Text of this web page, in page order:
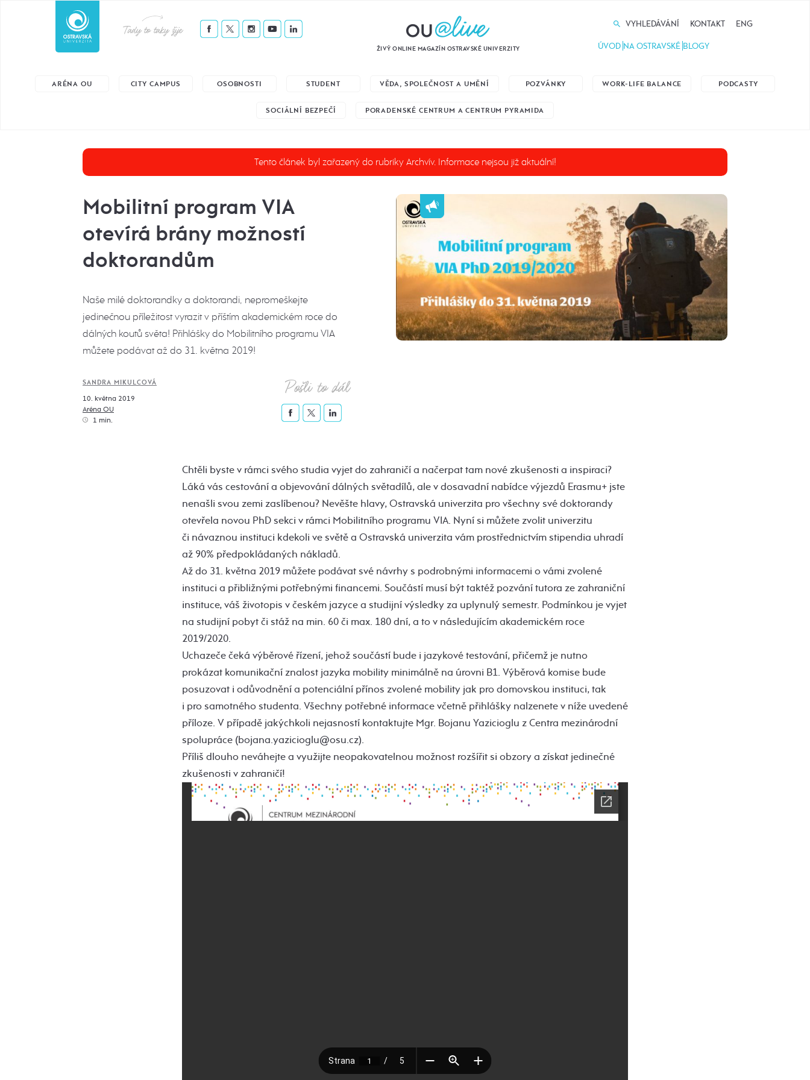
Tady to taky žije
ŽIVÝ ONLINE MAGAZÍN OSTRAVSKÉ UNIVERZITY
VYHLEDÁVÁNÍ KONTAKT ENG
ÚVOD NA OSTRAVSKÉ BLOGY
ARÉNA OU CITY CAMPUS OSOBNOSTI STUDENT VĚDA, SPOLEČNOST A UMĚNÍ POZVÁNKY WORK-LIFE BALANCE PODCASTY
SOCIÁLNÍ BEZPEČÍ PORADENSKÉ CENTRUM A CENTRUM PYRAMIDA
Tento článek byl zařazený do rubriky Archvív. Informace nejsou již aktuální!
Mobilitní program VIA
otevírá brány možností
doktorandům
Naše milé doktorandky a doktorandi, nepromeškejte
jedinečnou příležitost vyrazit v příštím akademickém roce do
dálných koutů světa! Přihlášky do Mobilitního programu VIA
můžete podávat až do 31. května 2019!
SANDRA MIKULCOVÁ
10. května 2019
Aréna OU
1 min.
Pošli to dál
Chtěli byste v rámci svého studia vyjet do zahraničí a načerpat tam nové zkušenosti a inspiraci?
Láká vás cestování a objevování dálných světadílů, ale v dosavadní nabídce výjezdů Erasmu+ jste
nenašli svou zemi zaslíbenou? Nevěšte hlavy, Ostravská univerzita pro všechny své doktorandy
otevřela novou PhD sekci v rámci Mobilitního programu VIA. Nyní si můžete zvolit univerzitu
či návaznou instituci kdekoli ve světě a Ostravská univerzita vám prostřednictvím stipendia uhradí
až 90% předpokládaných nákladů.
Až do 31. května 2019 můžete podávat své návrhy s podrobnými informacemi o vámi zvolené
instituci a přibližnými potřebnými financemi. Součástí musí být taktéž pozvání tutora ze zahraniční
instituce, váš životopis v českém jazyce a studijní výsledky za uplynulý semestr. Podmínkou je vyjet
na studijní pobyt či stáž na min. 60 či max. 180 dní, a to v následujícím akademickém roce
2019/2020.
Uchazeče čeká výběrové řízení, jehož součástí bude i jazykové testování, přičemž je nutno
prokázat komunikační znalost jazyka mobility minimálně na úrovni B1. Výběrová komise bude
posuzovat i odůvodnění a potenciální přínos zvolené mobility jak pro domovskou instituci, tak
i pro samotného studenta. Všechny potřebné informace včetně přihlášky nalzenete v níže uvedené
příloze. V případě jakýchkoli nejasností kontaktujte Mgr. Bojanu Yazicioglu z Centra mezinárodní
spolupráce (bojana.yazicioglu@osu.cz).
Příliš dlouho neváhejte a využijte neopakovatelnou možnost rozšířit si obzory a získat jedinečné
zkušenosti v zahraničí!